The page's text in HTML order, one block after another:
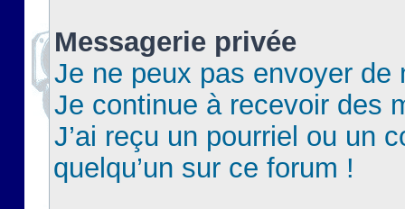
Messagerie privée
Je ne peux pas envoyer de
Je continue à recevoir des
J’ai reçu un pourriel ou un
quelqu’un sur ce forum !